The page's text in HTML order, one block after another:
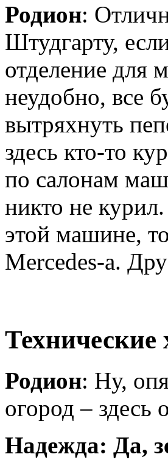
Родион:
Штудгарту,
отделение для
неудобно, все
вытряхнуть
здесь кто-то
по салонам
никто не
этой машине,
Mercedes-а.
Технические
Родион: Ну,
огород – здесь
Надежда: Да,